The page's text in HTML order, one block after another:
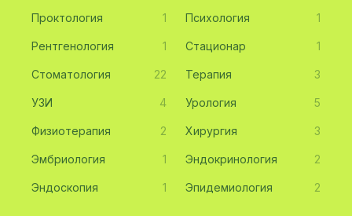
Проктология 1 Психология 1
Рентгенология 1 Стационар 1
Стоматология 22 Терапия 3
УЗИ 4 Урология 5
Физиотерапия 2 Хирургия 3
Эмбриология 1 Эндокринология 2
Эндоскопия 1 Эпидемиология 2